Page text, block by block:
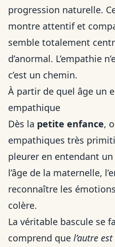
progression naturelle.
montre attentif et
semble totalement
d’anormal. L’empathie
c’est un chemin.
À partir de quel âge un
empathique
Dès la petite enfance,
empathiques très
pleurer en entendant
l’âge de la maternelle,
reconnaître les
colère.
La véritable bascule se
comprend que l’autre